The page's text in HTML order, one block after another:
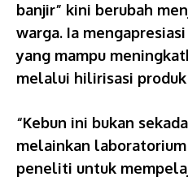
banjir” kini berubah
warga. Ia
yang mampu
melalui hilirisasi
“Kebun ini bukan
melainkan
peneliti untuk